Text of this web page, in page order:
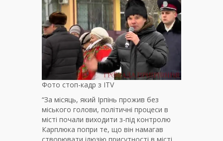
Фото стоп-кадр з ITV
“За місяць, який Ірпінь прожив без
міського голови, політичні процеси в
місті почали виходити з-під контролю
Карплюка попри те, що він намагав